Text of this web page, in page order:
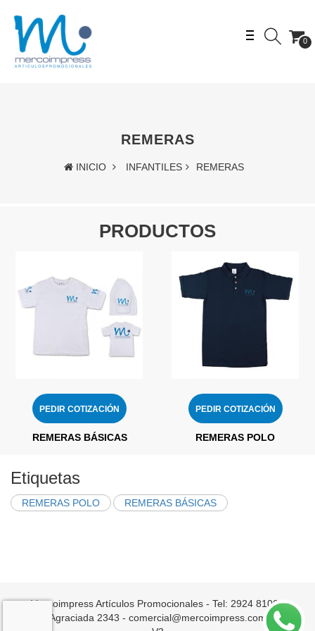
0
REMERAS
INICIO INFANTILES REMERAS
PRODUCTOS
PEDIR COTIZACIÓN
REMERAS BÁSICAS
PEDIR COTIZACIÓN
REMERAS POLO
Etiquetas
REMERAS POLO REMERAS BÁSICAS
Mercoimpress Artículos Promocionales - Tel: 2924 8100 -
Agraciada 2343 - comercial@mercoimpress.com